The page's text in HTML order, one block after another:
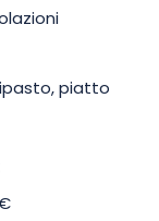
piatto